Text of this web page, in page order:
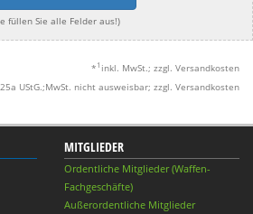
füllen Sie alle Felder aus!)
* 1 inkl. MwSt.; zzgl. Versandkosten
UStG.;MwSt. nicht ausweisbar; zzgl. Versandkosten
MITGLIEDER
Ordentliche Mitglieder (Waffen-
Fachgeschäfte)
Außerordentliche Mitglieder